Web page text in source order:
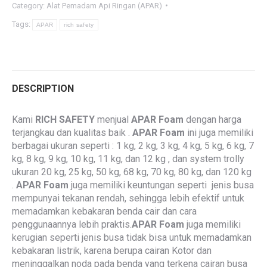
Category: Alat Pemadam Api Ringan (APAR)
Tags: APAR rich safety
DESCRIPTION
Kami RICH SAFETY menjual APAR Foam dengan harga
terjangkau dan kualitas baik . APAR Foam ini juga memiliki
berbagai ukuran seperti : 1 kg, 2 kg, 3 kg, 4 kg, 5 kg, 6 kg, 7
kg, 8 kg, 9 kg, 10 kg, 11 kg, dan 12 kg , dan system trolly
ukuran 20 kg, 25 kg, 50 kg, 68 kg, 70 kg, 80 kg, dan 120 kg
APAR Foam juga memiliki keuntungan seperti jenis busa
mempunyai tekanan rendah, sehingga lebih efektif untuk
memadamkan kebakaran benda cair dan cara
penggunaannya lebih praktis. APAR Foam juga memiliki
kerugian seperti jenis busa tidak bisa untuk memadamkan
kebakaran listrik, karena berupa cairan Kotor dan
meninggalkan noda pada benda yang terkena cairan busa